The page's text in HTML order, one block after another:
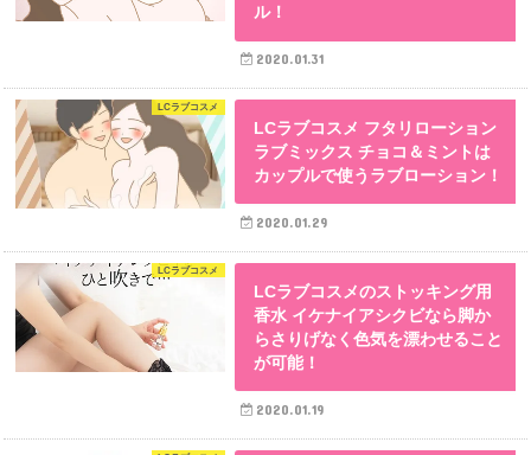
ル！
2020.01.31
LCラブコスメ
LCラブコスメ フタリローション
ラブミックス チョコ＆ミントは
カップルで使うラブローション！
2020.01.29
LCラブコスメ
LCラブコスメのストッキング用
香水 イケナイアシクビなら脚か
らさりげなく色気を漂わせること
が可能！
2020.01.19